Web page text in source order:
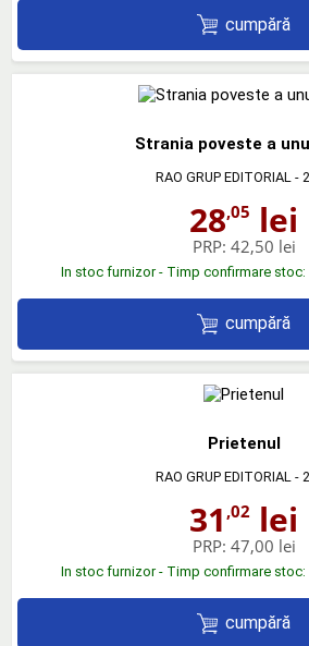
cumpără
Strania poveste a
RAO GRUP EDITORIAL-
28,05 lei
PRP: 42,50 lei
In stoc furnizor - Timp confirmare stoc:
cumpără
Prietenul
RAO GRUP EDITORIAL -
31 ,02 lei
PRP: 47,00 lei
In stoc furnizor - Timp confirmare stoc:
cumpără